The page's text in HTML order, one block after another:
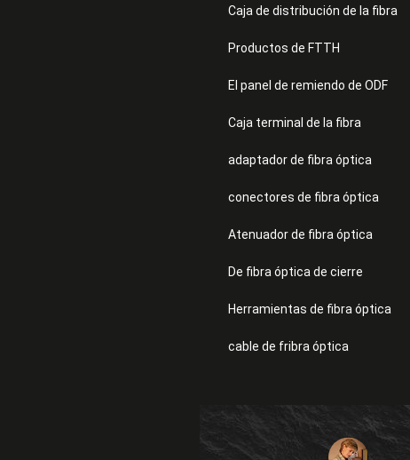
Caja de distribución de la fibra
Productos de FTTH
El panel de remiendo de ODF
Caja terminal de la fibra
adaptador de fibra óptica
conectores de fibra óptica
Atenuador de fibra óptica
De fibra óptica de cierre
Herramientas de fibra óptica
cable de fribra óptica